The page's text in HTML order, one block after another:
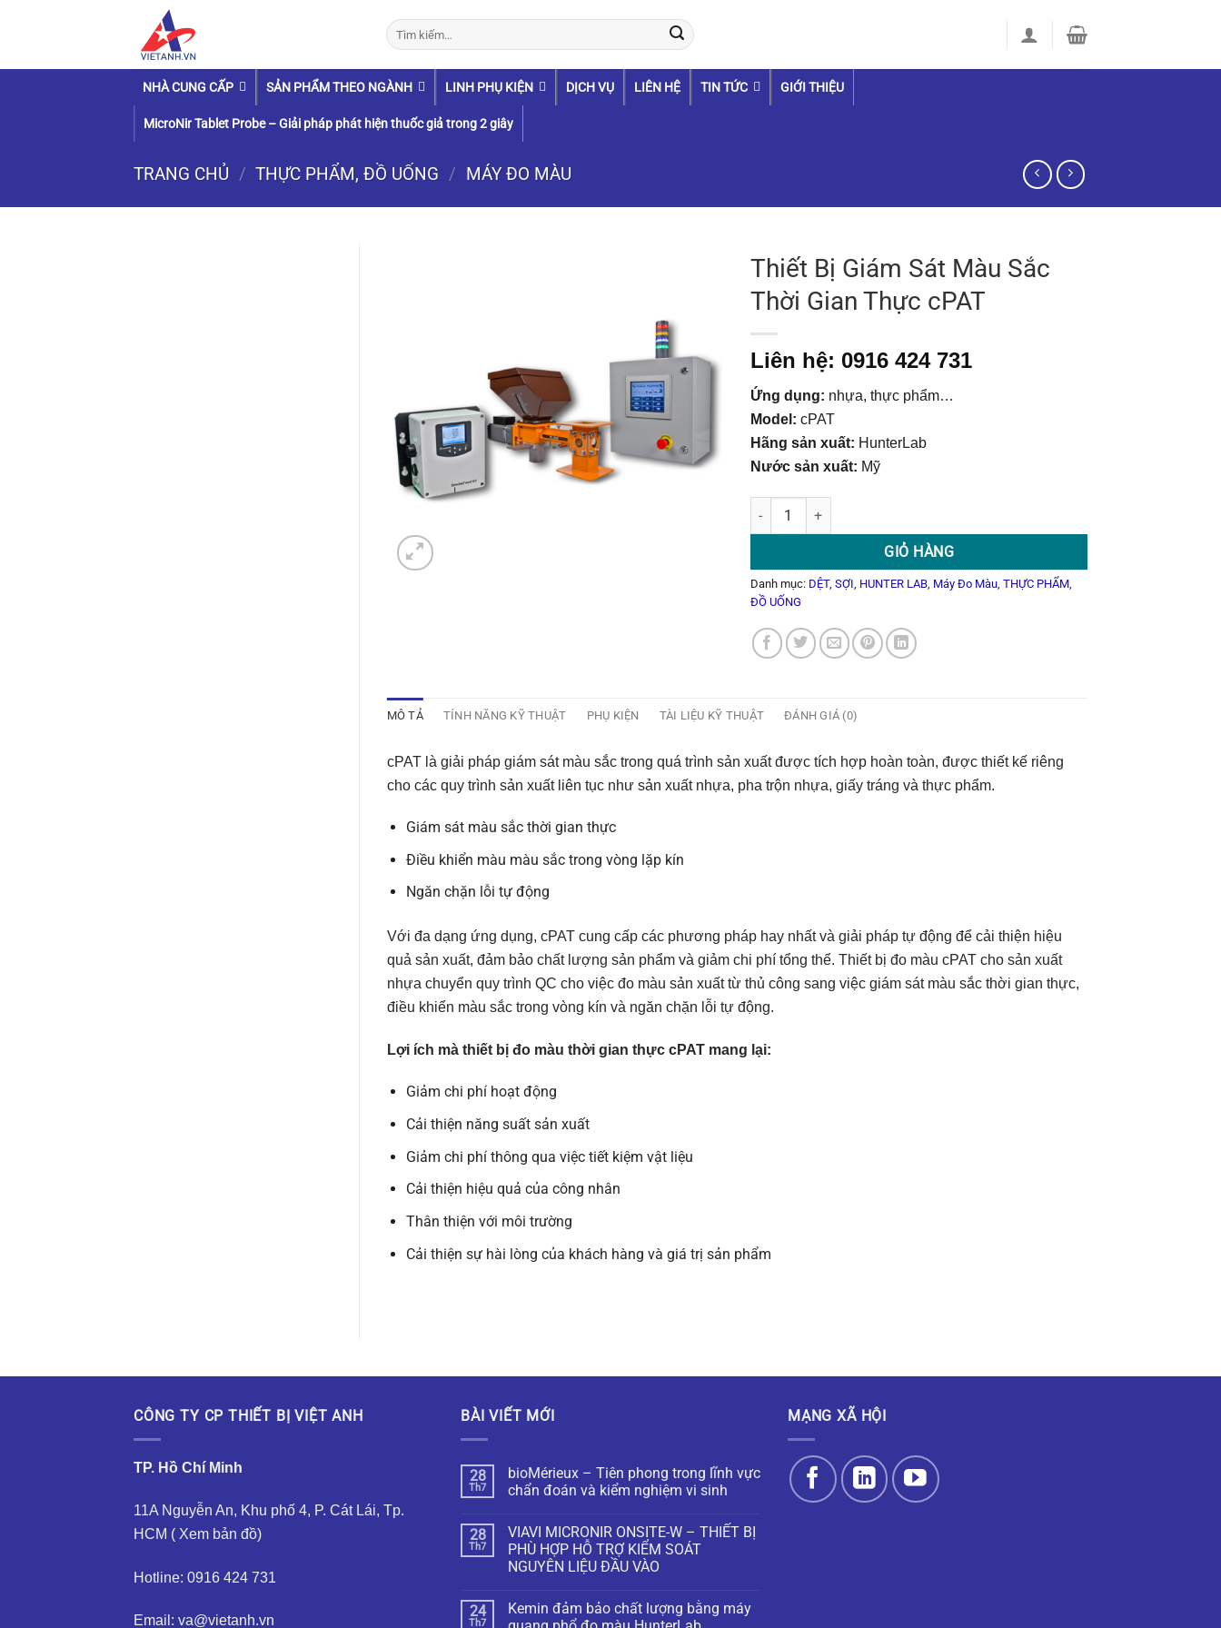
Tìm
kiếm:
NHÀ CUNG CẤP SẢN PHẨM THEO NGÀNH LINH PHỤ KIỆN DỊCH VỤ LIÊN HỆ TIN TỨC GIỚI THIỆU
MicroNir Tablet Probe – Giải pháp phát hiện thuốc giả trong 2 giây
TRANG CHỦ / THỰC PHẨM, ĐỒ UỐNG / MÁY ĐO MÀU
Thiết Bị Giám Sát Màu Sắc
Thời Gian Thực cPAT
Liên hệ: 0916 424 731
Ứng dụng: nhựa, thực phẩm…
Model: cPAT
Hãng sản xuất: HunterLab
Nước sản xuất: Mỹ
Thiết Bị Giám Sát Màu Sắc Thời Gian Thực cPAT số lượng
GIỎ HÀNG
Danh mục: DỆT, SỢI, HUNTER LAB, Máy Đo Màu,THỰC PHẨM,
ĐỒ UỐNG
MÔ TẢ TÍNH NĂNG KỸ THUẬT PHỤ KIỆN TÀI LIỆU KỸ THUẬT ĐÁNH GIÁ (0)
cPAT là giải pháp giám sát màu sắc trong quá trình sản xuất được tích hợp hoàn toàn, được thiết kế riêng
cho các quy trình sản xuất liên tục như sản xuất nhựa, pha trộn nhựa, giấy tráng và thực phẩm.
Giám sát màu sắc thời gian thực
Điều khiển màu màu sắc trong vòng lặp kín
Ngăn chặn lỗi tự động
Với đa dạng ứng dụng, cPAT cung cấp các phương pháp hay nhất và giải pháp tự động để cải thiện hiệu
quả sản xuất, đảm bảo chất lượng sản phẩm và giảm chi phí tổng thể. Thiết bị đo màu cPAT cho sản xuất
nhựa chuyển quy trình QC cho việc đo màu sản xuất từ thủ công sang việc giám sát màu sắc thời gian thực,
điều khiển màu sắc trong vòng kín và ngăn chặn lỗi tự động.
Lợi ích mà thiết bị đo màu thời gian thực cPAT mang lại:
Giảm chi phí hoạt động
Cải thiện năng suất sản xuất
Giảm chi phí thông qua việc tiết kiệm vật liệu
Cải thiện hiệu quả của công nhân
Thân thiện với môi trường
Cải thiện sự hài lòng của khách hàng và giá trị sản phẩm
CÔNG TY CP THIẾT BỊ VIỆT ANH
TP. Hồ Chí Minh
11A Nguyễn An, Khu phố 4, P. Cát Lái, Tp.
HCM ( Xem bản đồ)
Hotline: 0916 424 731
Email: va@vietanh.vn
BÀI VIẾT MỚI
28
Th7
bioMérieux – Tiên phong trong lĩnh vực
chẩn đoán và kiểm nghiệm vi sinh
28
Th7
VIAVI MICRONIR ONSITE-W – THIẾT BỊ
PHÙ HỢP HỖ TRỢ KIỂM SOÁT
NGUYÊN LIỆU ĐẦU VÀO
24
Th7
Kemin đảm bảo chất lượng bằng máy
MẠNG XÃ HỘI